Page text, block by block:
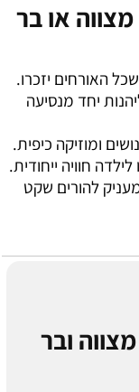
או בר
האורחים יזכרו.
יחד מנסיעה
ומוזיקה כיפית.
חוויה ייחודית.
להורים שקט
ובר